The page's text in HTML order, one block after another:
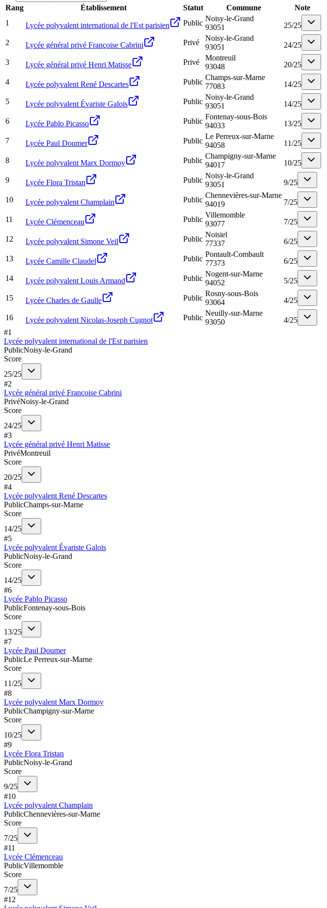
Rang Établissement Statut Commune
Note
1
Lycée polyvalent international de l'Est parisien Public
Noisy-le-Grand
93051
25/25
2 Lycée général privé Françoise Cabrini Privé
Noisy-le-Grand
93051
24/25
3 Lycée général privé Henri Matisse Privé
Montreuil
93048
20/25
4 Lycée polyvalent René Descartes Public
Champs-sur-Marne
77083
14/25
5 Lycée polyvalent Évariste Galois Public
Noisy-le-Grand
93051
14/25
6 Lycée Pablo Picasso Public
Fontenay-sous-Bois
94033
13/25
7 Lycée Paul Doumer Public
Le Perreux-sur-Marne
94058
11/25
8 Lycée polyvalent Marx Dormoy Public
Champigny-sur-Marne
94017
10/25
9 Lycée Flora Tristan Public
Noisy-le-Grand
93051
9/25
10 Lycée polyvalent Champlain Public
Chennevières-sur-Marne
94019
7/25
11 Lycée Clémenceau Public
Villemomble
93077
7/25
12 Lycée polyvalent Simone Veil Public
Noisiel
77337
6/25
13 Lycée Camille Claudel Public
Pontault-Combault
77373
6/25
14 Lycée polyvalent Louis Armand Public
Nogent-sur-Marne
94052
5/25
15 Lycée Charles de Gaulle Public
Rosny-sous-Bois
93064
4/25
16 Lycée polyvalent Nicolas-Joseph Cugnot Public
Neuilly-sur-Marne
93050
4/25
#1
Lycée polyvalent international de l'Est parisien
PublicNoisy-le-Grand
Score
25/25
#2
Lycée général privé Françoise Cabrini
PrivéNoisy-le-Grand
Score
24/25
#3
Lycée général privé Henri Matisse
PrivéMontreuil
Score
20/25
#4
Lycée polyvalent René Descartes
PublicChamps-sur-Marne
Score
14/25
#5
Lycée polyvalent Évariste Galois
PublicNoisy-le-Grand
Score
14/25
#6
Lycée Pablo Picasso
PublicFontenay-sous-Bois
Score
13/25
#7
Lycée Paul Doumer
PublicLe Perreux-sur-Marne
Score
11/25
#8
Lycée polyvalent Marx Dormoy
PublicChampigny-sur-Marne
Score
10/25
#9
Lycée Flora Tristan
PublicNoisy-le-Grand
Score
9/25
#10
Lycée polyvalent Champlain
PublicChennevières-sur-Marne
Score
7/25
#11
Lycée Clémenceau
PublicVillemomble
Score
7/25
#12